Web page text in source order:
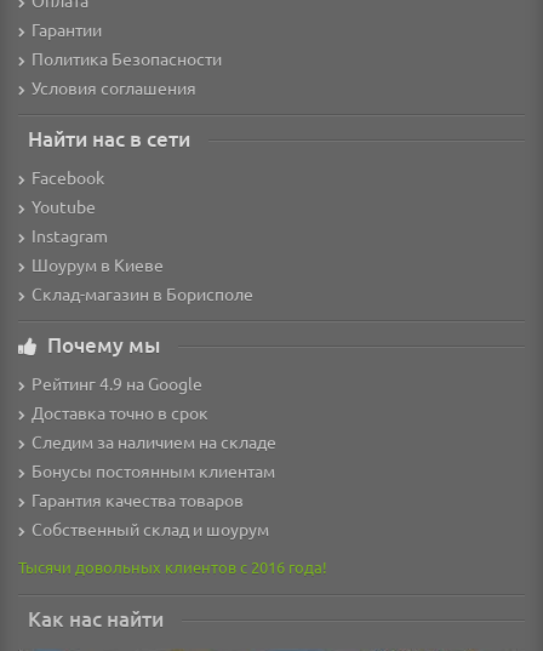
Гарантии
Политика Безопасности
Условия соглашения
Найти нас в сети
Facebook
Youtube
Instagram
Шоурум в Киеве
Склад-магазин в Борисполе
Почему мы
Рейтинг 4.9 на Google
Доставка точно в срок
Следим за наличием на складе
Бонусы постоянным клиентам
Гарантия качества товаров
Собственный склад и шоурум
Тысячи довольных клиентов с 2016 года!
Как нас найти